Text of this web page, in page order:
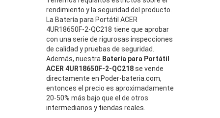
rendimiento y la seguridad del producto.
La Batería para Portátil ACER
4UR18650F-2-QC218 tiene que aprobar
con una serie de rigurosas inspecciones
de calidad y pruebas de seguridad.
Además, nuestra Batería para Portátil
ACER 4UR18650F-2-QC218se vende
directamente en Poder-bateria.com,
entonces el precio es aproximadamente
20-50% más bajo que el de otros
intermediarios y tiendas reales.